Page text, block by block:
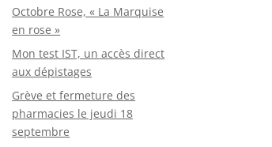
Octobre Rose, « La Marquise
en rose »
Mon test IST, un accès direct
aux dépistages
Grève et fermeture des
pharmacies le jeudi 18
septembre